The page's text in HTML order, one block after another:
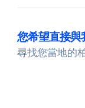
產品
您希望直接與
尋找您當地的